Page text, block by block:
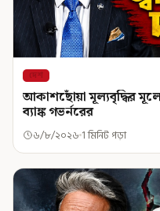
দেশ
আকাশছোঁয়া মূল্যবৃদ্ধির মূলে
ব্যাঙ্ক গভর্নরের
৬/৮/২০২৬ 1 মিনিট পড়া